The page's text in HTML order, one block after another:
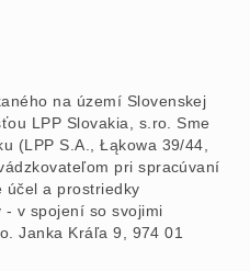
na území Slovenskej
LPP Slovakia, s.ro. Sme
(LPP S.A., Łąkowa 39/44,
pri spracúvaní
účel a prostriedky
- v spojení so svojimi
Janka Kráľa 9, 974 01